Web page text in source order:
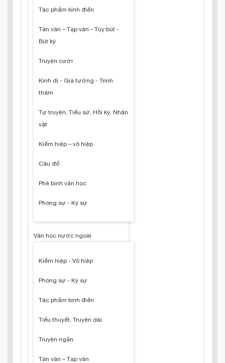
Tác phẩm kinh điển
Tản văn – Tạp văn - Tùy bút -
Bút ký
Truyện cười
Kinh dị - Giả tưởng - Trinh
thám
Tự truyện, Tiểu sử, Hồi ký, Nhân
vật
Kiếm hiệp – võ hiệp
Câu đố
Phê bình văn học
Phóng sự - Ký sự
Văn học nước ngoài
Kiếm hiệp - Võ hiệp
Phóng sự - Ký sự
Tác phẩm kinh điển
Tiểu thuyết, Truyện dài
Truyện ngắn
Tản văn – Tạp văn